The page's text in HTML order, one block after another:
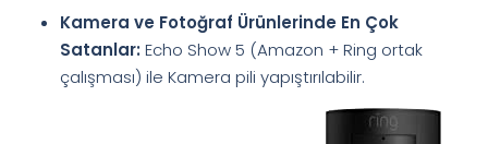
Kamera ve Fotoğraf Ürünlerinde En Çok
Satanlar: Echo Show 5 (Amazon + Ring ortak
çalışması) ile Kamera pili yapıştırılabilir.